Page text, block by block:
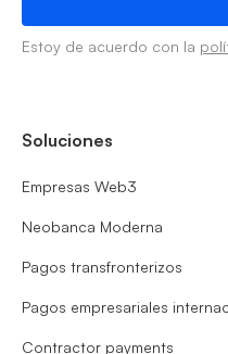
Estoy de acuerdo con la
Soluciones
Empresas Web3
Neobanca Moderna
Pagos transfronterizos
Pagos empresariales
Contractor payments